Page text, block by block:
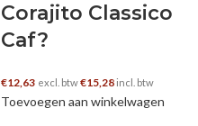
Corajito Classico
Caf?
€12,63 excl. btw€15,28 incl. btw
Toevoegen aan winkelwagen